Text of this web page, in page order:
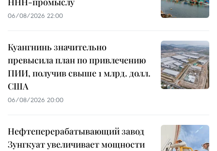
06/08/2026 22:00
Куангнинь значительно
превысила план по привлечению
ПИИ, получив свыше 1 млрд. долл.
США
06/08/2026 20:00
Нефтеперерабатывающий завод
Зунгкуат увеличивает мощности